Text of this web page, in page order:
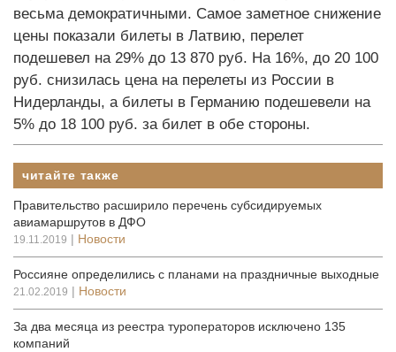
весьма демократичными. Самое заметное снижение
цены показали билеты в Латвию, перелет
подешевел на 29% до 13 870 руб. На 16%, до 20 100
руб. снизилась цена на перелеты из России в
Нидерланды, а билеты в Германию подешевели на
5% до 18 100 руб. за билет в обе стороны.
читайте также
Правительство расширило перечень субсидируемых
авиамаршрутов в ДФО
19.11.2019 | Новости
Россияне определились с планами на праздничные выходные
21.02.2019 | Новости
За два месяца из реестра туроператоров исключено 135
компаний